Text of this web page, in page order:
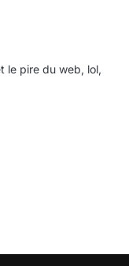
le pire du web, lol,